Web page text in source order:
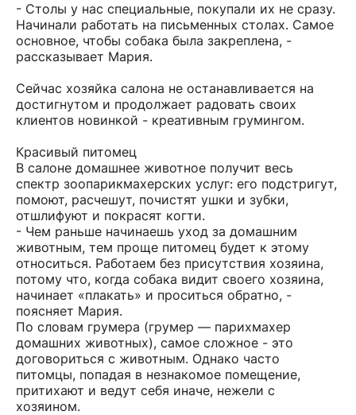
- Столы у нас специальные, покупали их не сразу.
Начинали работать на письменных столах. Самое
основное, чтобы собака была закреплена, -
рассказывает Мария.
Сейчас хозяйка салона не останавливается на
достигнутом и продолжает радовать своих
клиентов новинкой - креативным грумингом.
Красивый питомец
В салоне домашнее животное получит весь
спектр зоопарикмахерских услуг: его подстригут,
помоют, расчешут, почистят ушки и зубки,
отшлифуют и покрасят когти.
- Чем раньше начинаешь уход за домашним
животным, тем проще питомец будет к этому
относиться. Работаем без присутствия хозяина,
потому что, когда собака видит своего хозяина,
начинает «плакать» и проситься обратно, -
поясняет Мария.
По словам грумера (грумер — парихмахер
домашних животных), самое сложное - это
договориться с животным. Однако часто
питомцы, попадая в незнакомое помещение,
притихают и ведут себя иначе, нежели с
хозяином.